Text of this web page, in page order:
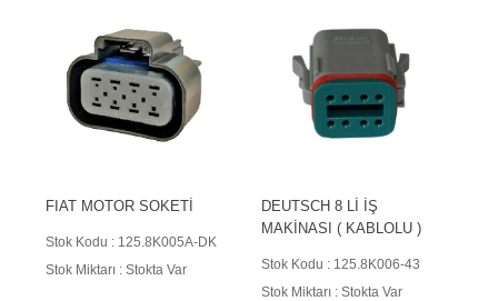
FIAT MOTOR SOKETİ
Stok Kodu : 125.8K005A-DK
Stok Miktarı : Stokta Var
DEUTSCH 8 Lİ İŞ
MAKİNASI ( KABLOLU )
Stok Kodu : 125.8K006-43
Stok Miktarı : Stokta Var